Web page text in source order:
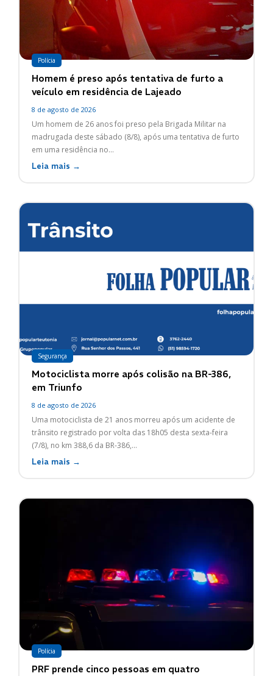
Polícia
Homem é preso após tentativa de furto a
veículo em residência de Lajeado
8 de agosto de 2026
Um homem de 26 anos foi preso pela Brigada Militar na
madrugada deste sábado (8/8), após uma tentativa de furto
em uma residência no...
Leia mais →
Segurança
Motociclista morre após colisão na BR-386,
em Triunfo
8 de agosto de 2026
Uma motociclista de 21 anos morreu após um acidente de
trânsito registrado por volta das 18h05 desta sexta-feira
(7/8), no km 388,6 da BR-386,...
Leia mais →
Polícia
PRF prende cinco pessoas em quatro